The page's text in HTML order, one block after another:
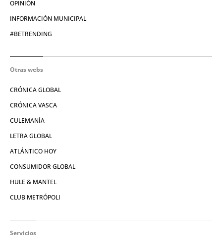
OPINIÓN
INFORMACIÓN MUNICIPAL
#BETRENDING
Otras webs
CRÓNICA GLOBAL
CRÓNICA VASCA
CULEMANÍA
LETRA GLOBAL
ATLÁNTICO HOY
CONSUMIDOR GLOBAL
HULE & MANTEL
CLUB METRÓPOLI
Servicios